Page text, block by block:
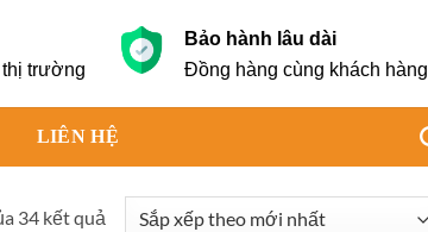
trường
Bảo hành lâu dài
Đồng hàng cùng khách hàng
LIÊN HỆ
34 kết quảĐã